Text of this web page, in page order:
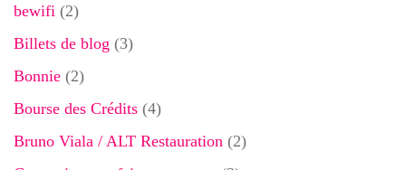
bewifi (2)
Billets de blog (3)
Bonnie (2)
Bourse des Crédits (4)
Bruno Viala / ALT Restauration (2)